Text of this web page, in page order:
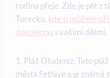
rodina přeje. Zde je pět z
Turecku, kde si můžete
dovolenou s vašimi dětmi.
1. Pláž Oludeniz: Tato
města Fethiye a je známá